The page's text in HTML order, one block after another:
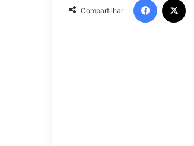
Compartilhar